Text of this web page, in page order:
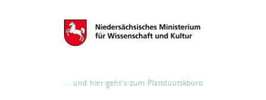
... und hier geht's zum Plattdüütskbüro